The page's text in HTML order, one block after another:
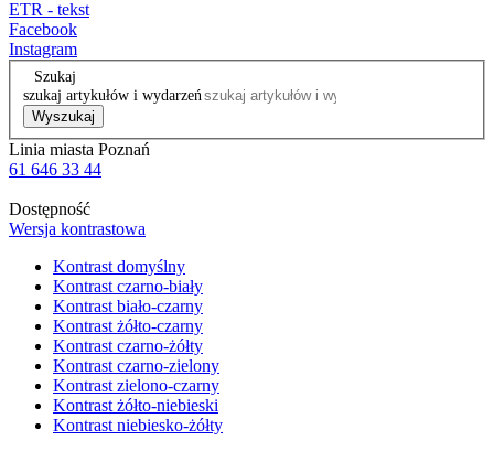
ETR - tekst
Facebook
Instagram
Szukaj
szukaj artykułów i wydarzeń
Wyszukaj
Linia miasta Poznań
61 646 33 44
Dostępność
Wersja kontrastowa
Kontrast domyślny
Kontrast czarno-biały
Kontrast biało-czarny
Kontrast żółto-czarny
Kontrast czarno-żółty
Kontrast czarno-zielony
Kontrast zielono-czarny
Kontrast żółto-niebieski
Kontrast niebiesko-żółty